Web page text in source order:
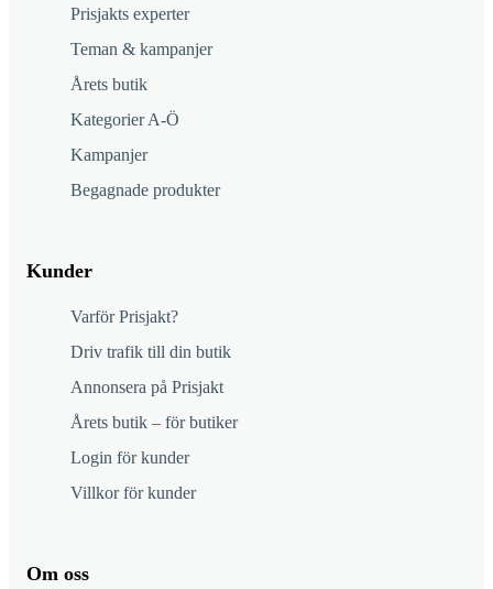
Prisjakts experter
Teman & kampanjer
Årets butik
Kategorier A-Ö
Kampanjer
Begagnade produkter
Kunder
Varför Prisjakt?
Driv trafik till din butik
Annonsera på Prisjakt
Årets butik – för butiker
Login för kunder
Villkor för kunder
Om oss